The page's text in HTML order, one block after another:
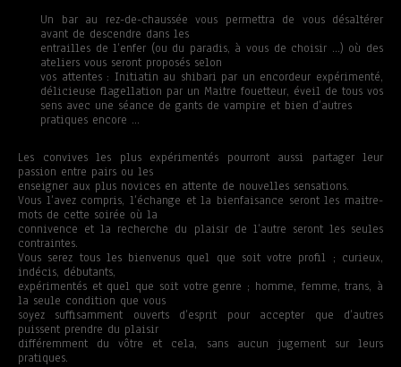
Un bar au rez-de-chaussée vous permettra de vous désaltérer
avant de descendre dans les
entrailles de l’enfer (ou du paradis, à vous de choisir …) où des
ateliers vous seront proposés selon
vos attentes : Initiatin au shibari par un encordeur expérimenté,
délicieuse flagellation par un Maitre fouetteur, éveil de tous vos
sens avec une séance de gants de vampire et bien d’autres
pratiques encore …
Les convives les plus expérimentés pourront aussi partager leur
passion entre pairs ou les
enseigner aux plus novices en attente de nouvelles sensations.
Vous l’avez compris, l’échange et la bienfaisance seront les maitre-
mots de cette soirée où la
connivence et la recherche du plaisir de l’autre seront les seules
contraintes.
Vous serez tous les bienvenus quel que soit votre profil ; curieux,
indécis, débutants,
expérimentés et quel que soit votre genre ; homme, femme, trans, à
la seule condition que vous
soyez suffisamment ouverts d’esprit pour accepter que d’autres
puissent prendre du plaisir
différemment du vôtre et cela, sans aucun jugement sur leurs
pratiques.